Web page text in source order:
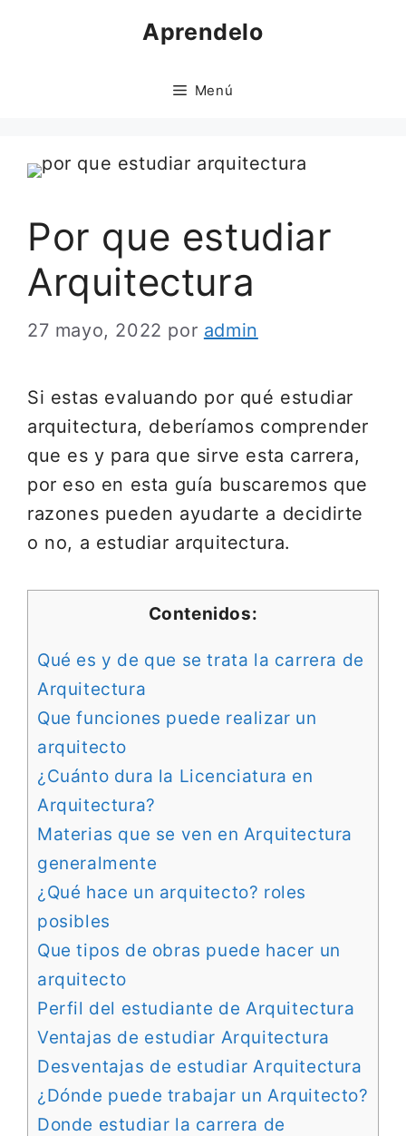
Aprendelo
Menú
Por que estudiar
Arquitectura
27 mayo, 2022 por admin
Si estas evaluando por qué estudiar
arquitectura, deberíamos comprender
que es y para que sirve esta carrera,
por eso en esta guía buscaremos que
razones pueden ayudarte a decidirte
o no, a estudiar arquitectura.
Contenidos:
Qué es y de que se trata la carrera de
Arquitectura
Que funciones puede realizar un
arquitecto
¿Cuánto dura la Licenciatura en
Arquitectura?
Materias que se ven en Arquitectura
generalmente
¿Qué hace un arquitecto? roles
posibles
Que tipos de obras puede hacer un
arquitecto
Perfil del estudiante de Arquitectura
Ventajas de estudiar Arquitectura
Desventajas de estudiar Arquitectura
¿Dónde puede trabajar un Arquitecto?
Donde estudiar la carrera de